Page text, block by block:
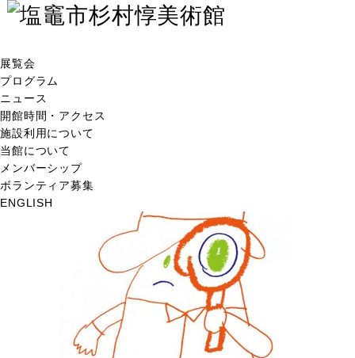
展覧会
プログラム
ニュース
開館時間・アクセス
施設利用について
当館について
メンバーシップ
ボランティア募集
ENGLISH